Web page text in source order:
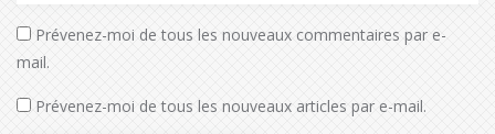
Prévenez-moi de tous les nouveaux commentaires par e-
mail.
Prévenez-moi de tous les nouveaux articles par e-mail.